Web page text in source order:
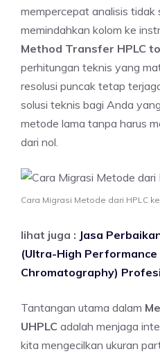
mempercepat analisis tidak
memindahkan kolom ke
Method Transfer HPLC to
perhitungan teknis yang
resolusi puncak tetap
solusi teknis bagi Anda
metode lama tanpa harus
dari nol.
Cara Migrasi Metode dari HPLC
lihat juga : Jasa
(Ultra-High Performance
Chromatography)
Tantangan utama dalam
UHPLC adalah menjaga
kita mengecilkan ukuran